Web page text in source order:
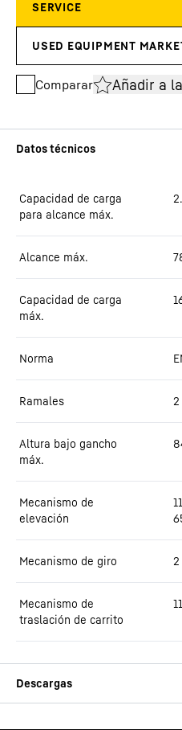
Comparar Añadir a
Capacidad de carga
para alcance máx.
Alcance máx.
Capacidad de carga
máx.
Norma
Ramales 2
Altura bajo gancho
máx.
Mecanismo de
elevación
Mecanismo de giro 2
Mecanismo de
traslación de carrito